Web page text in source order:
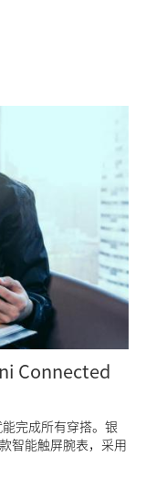
Connected
完成所有穿搭。银
智能触屏腕表，采用